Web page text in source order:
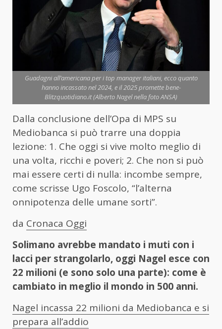
Guadagni all’americana per i top manager italiani, ecco quanto
hanno incassato nel 2024, e il 2025 promette bene-
Blitzquotidiano.it (Alberto Nagel nella foto ANSA)
Dalla conclusione dell’Opa di MPS su
Mediobanca si può trarre una doppia
lezione: 1. Che oggi si vive molto meglio di
una volta, ricchi e poveri; 2. Che non si può
mai essere certi di nulla: incombe sempre,
come scrisse Ugo Foscolo, “l’alterna
onnipotenza delle umane sorti”.
da Cronaca Oggi
Solimano avrebbe mandato i muti con i
lacci per strangolarlo, oggi Nagel esce con
22 milioni (e sono solo una parte): come è
cambiato in meglio il mondo in 500 anni.
Nagel incassa 22 milioni da Mediobanca e si
prepara all’addio